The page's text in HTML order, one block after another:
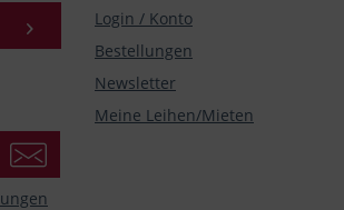
Login / Konto
Bestellungen
Newsletter
Meine Leihen/Mieten